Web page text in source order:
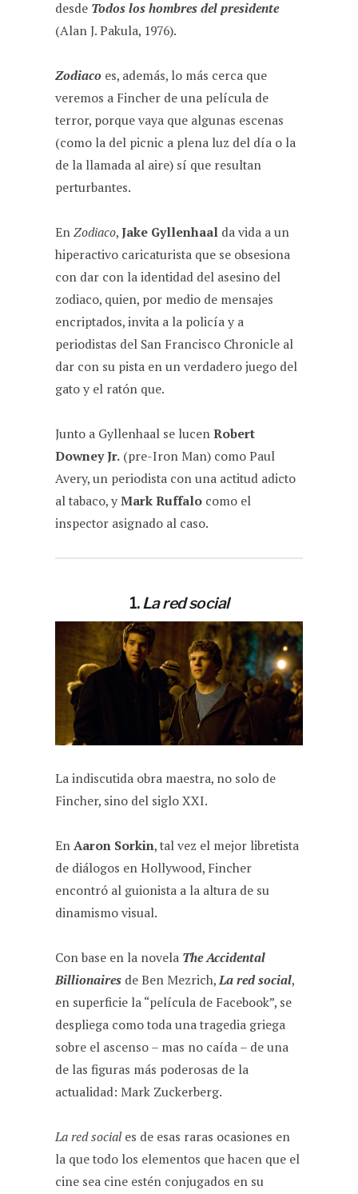
desde Todos los hombres del presidente
(Alan J. Pakula, 1976).
Zodiaco es, además, lo más cerca que
veremos a Fincher de una película de
terror, porque vaya que algunas escenas
(como la del picnic a plena luz del día o la
de la llamada al aire) sí que resultan
perturbantes.
EnZodiaco,Jake Gyllenhaal da vida a un
hiperactivo caricaturista que se obsesiona
con dar con la identidad del asesino del
zodiaco, quien, por medio de mensajes
encriptados, invita a la policía y a
periodistas del San Francisco Chronicle al
dar con su pista en un verdadero juego del
gato y el ratón que.
Junto a Gyllenhaal se lucenRobert
Downey Jr. (pre-Iron Man) como Paul
Avery, un periodista con una actitud adicto
al tabaco, yMark Ruffalo como el
inspector asignado al caso.
1.La red social
La indiscutida obra maestra, no solo de
Fincher, sino del siglo XXI.
EnAaron Sorkin, tal vez el mejor libretista
de diálogos en Hollywood, Fincher
encontró al guionista a la altura de su
dinamismo visual.
Con base en la novela The Accidental
Billionaires de Ben Mezrich,La red social,
en superficie la “película de Facebook”, se
despliega como toda una tragedia griega
sobre el ascenso – mas no caída – de una
de las figuras más poderosas de la
actualidad: Mark Zuckerberg.
La red sociales de esas raras ocasiones en
la que todo los elementos que hacen que el
cine sea cine estén conjugados en su